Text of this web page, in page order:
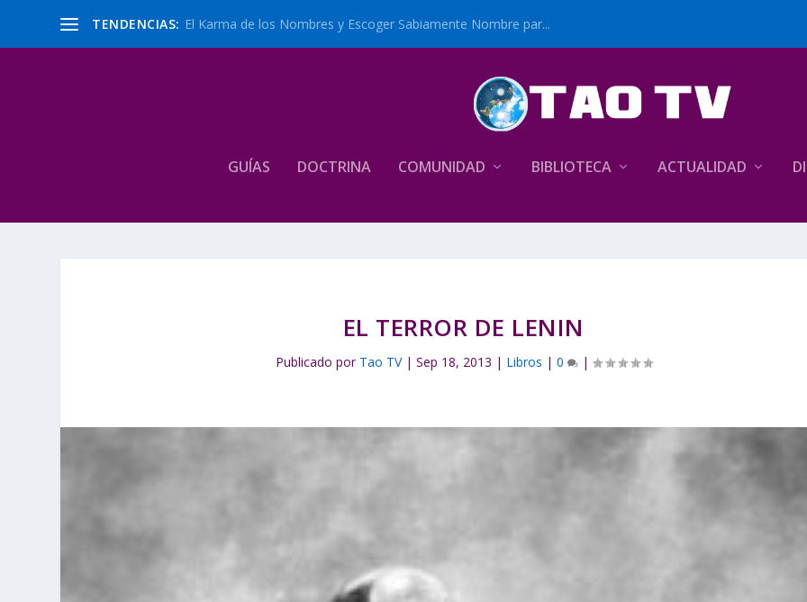
TENDENCIAS: El Karma de los Nombres y Escoger Sabiamente Nombre par...
GUÍAS DOCTRINA COMUNIDAD BIBLIOTECA ACTUALIDAD
EL TERROR DE LENIN
Publicado por Tao TV| Sep 18, 2013 | Libros | 0 |